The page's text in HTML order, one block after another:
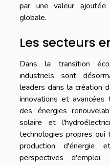
par une valeur
globale.
Les secteurs
Dans la transition
industriels sont
leaders dans la création
innovations et avancées
des énergies
solaire et
technologies propres qui
production d'énergie
perspectives